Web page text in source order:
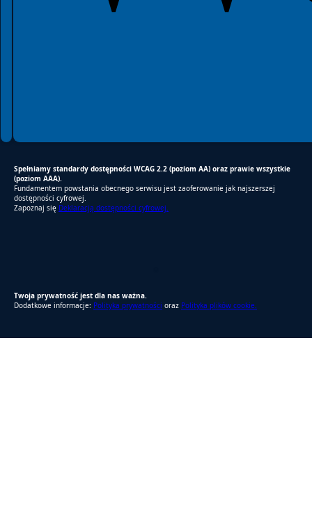
Spełniamy standardy dostępności WCAG 2.2 (poziom AA) oraz prawie wszystkie
(poziom AAA).
Fundamentem powstania obecnego serwisu jest zaoferowanie jak najszerszej
dostępności cyfrowej.
Zapoznaj się Deklaracją dostępności cyfrowej.
Twoja prywatność jest dla nas ważna.
Dodatkowe informacje: Polityka prywatności oraz Polityka plików cookie.